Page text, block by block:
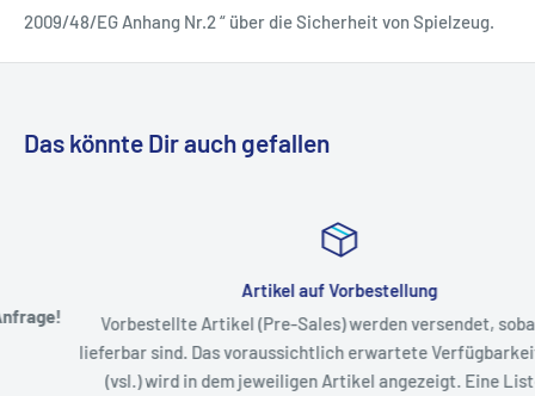
2009/48/EG Anhang Nr.2 “ über die Sicherheit von Spielzeug.
Das könnte Dir auch gefallen
Artikel auf Vorbestellung
Vorbestellte Artikel (Pre-Sales) werden versendet, sobald Sie
lieferbar sind. Das voraussichtlich erwartete Verfügbarkeitsdatum
(vsl.) wird in dem jeweiligen Artikel angezeigt. Eine Liste der